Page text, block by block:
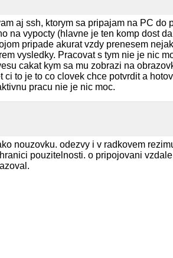
aj ssh, ktorym sa pripajam na PC do
na vypocty (hlavne je ten komp dost
pripade akurat vzdy prenesem
vysledky. Pracovat s tym nie je nic
cakat kym sa mu zobrazi na
to je to co clovek chce potvrdit a
pracu nie je nic moc.
nouzovku. odezvy i v radkovem
pouzitelnosti. o pripojovani